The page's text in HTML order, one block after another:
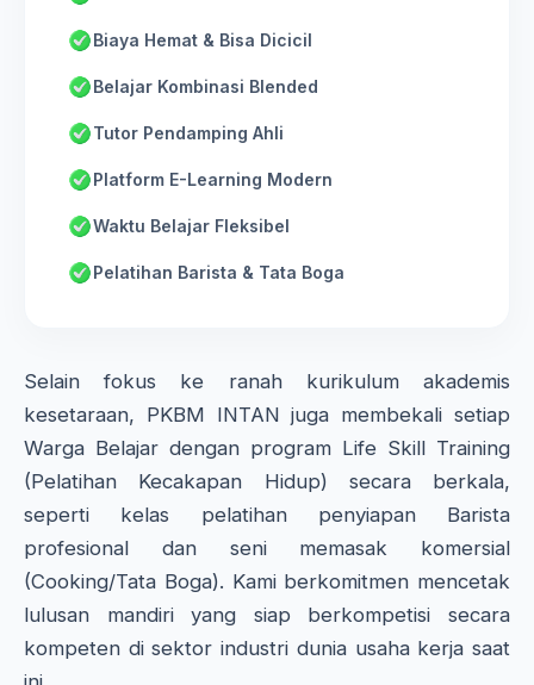
Biaya Hemat & Bisa Dicicil
Belajar Kombinasi Blended
Tutor Pendamping Ahli
Platform E-Learning Modern
Waktu Belajar Fleksibel
Pelatihan Barista & Tata Boga
Selain fokus ke ranah kurikulum akademis
kesetaraan, PKBM INTAN juga membekali setiap
Warga Belajar dengan program Life Skill Training
(Pelatihan Kecakapan Hidup) secara berkala,
seperti kelas pelatihan penyiapan Barista
profesional dan seni memasak komersial
(Cooking/Tata Boga). Kami berkomitmen mencetak
lulusan mandiri yang siap berkompetisi secara
kompeten di sektor industri dunia usaha kerja saat